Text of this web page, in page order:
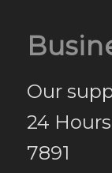
Our
24
7891